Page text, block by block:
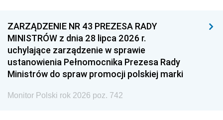
ZARZĄDZENIE NR 43 PREZESA RADY
MINISTRÓW z dnia 28 lipca 2026 r.
uchylające zarządzenie w sprawie
ustanowienia Pełnomocnika Prezesa Rady
Ministrów do spraw promocji polskiej marki
Monitor Polski rok 2026 poz. 742